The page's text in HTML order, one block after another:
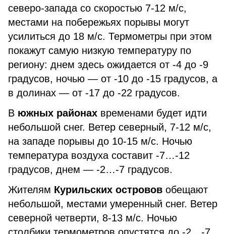
северо-запада со скоростью 7-12 м/с,
местами на побережьях порывы могут
усилиться до 18 м/с. Термометры при этом
покажут самую низкую температуру по
региону: днем здесь ожидается от -4 до -9
градусов, ночью — от -10 до -15 градусов, а
в долинах — от -17 до -22 градусов.
В южных районах временами будет идти
небольшой снег. Ветер северный, 7-12 м/с,
на западе порывы до 10-15 м/с. Ночью
температура воздуха составит -7…-12
градусов, днем — -2…-7 градусов.
Жителям Курильских островов обещают
небольшой, местами умеренный снег. Ветер
северной четверти, 8-13 м/с. Ночью